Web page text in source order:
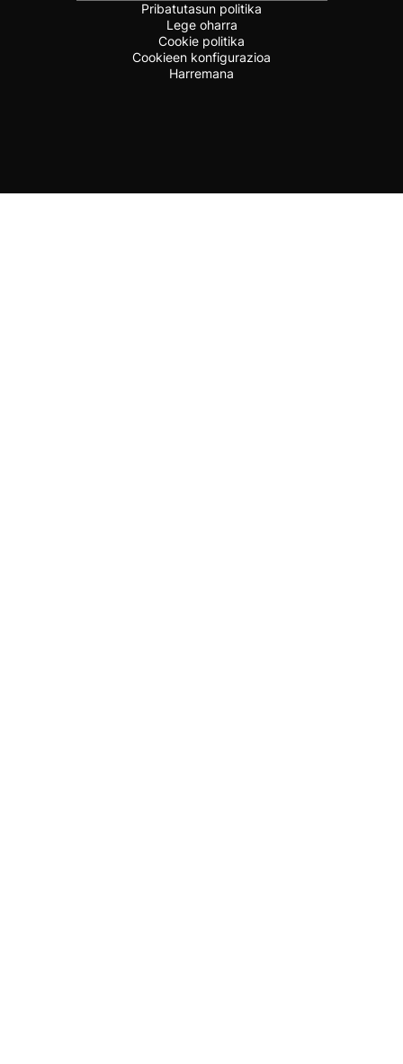
Pribatutasun politika
Lege oharra
Cookie politika
Cookieen konfigurazioa
Harremana